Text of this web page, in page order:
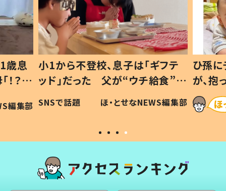
歳息
？」
編集部
小1から不登校、息子は「ギフテ
ッド」だった 父が“ウチ給食”を
作り続ける理由とは #令和の親
#令和の子
SNSで話題 ほ・とせなNEWS編集部
ひ孫
が、
「涙が
い」